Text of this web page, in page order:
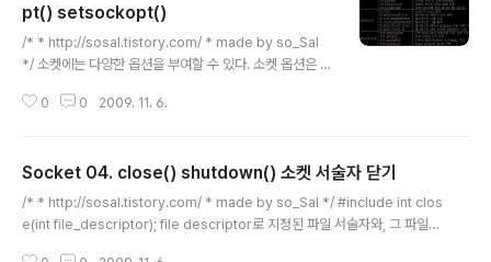
pt() setsockopt()
/* * http://sosal.tistory.com/ * made by so_Sal
*/ 소켓에는 다양한 옵션을 부여할 수 있다. 소켓 옵션은 g
pt() 함수를 통하여 옵션을 부여할 수 있다. #include #in
ockopt (int socket, int level, int optname, const v
oid *optval, socklen_t optlen); 첫번째 인자 :: int so
cket :: socket 설명자. 두번째 인자 :: int level..
0 0 2009. 11. 6.
Socket 04. close() shutdown() 소켓 서술자 닫기
/* * http://sosal.tistory.com/ * made by so_Sal */ #include int clos
e(int file_descriptor); file descriptor로 지정된 파일 서술자와, 그 파일